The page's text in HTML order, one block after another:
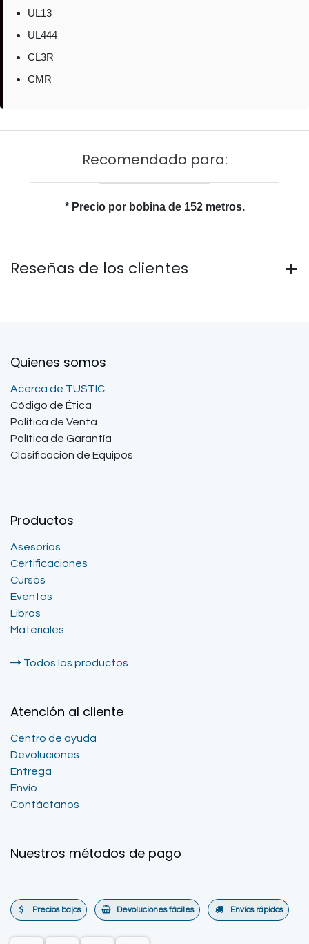
UL13
UL444
CL3R
CMR
Recomendado para:
* Precio por bobina de 152 metros.
Reseñas de los clientes
Quienes somos
Acerca de TUSTIC
Código de Ética
Política de Venta
Política de Garantía
Clasificación de Equipos
Productos
Asesorías
Certificaciones
Cursos
Eventos
Libros
Materiales
Todos los productos
Atención al cliente
Centro de ayuda
Devoluciones
Entrega
Envío
Contáctanos
Nuestros métodos de pago
Precios bajos Devoluciones fáciles Envíos rápidos